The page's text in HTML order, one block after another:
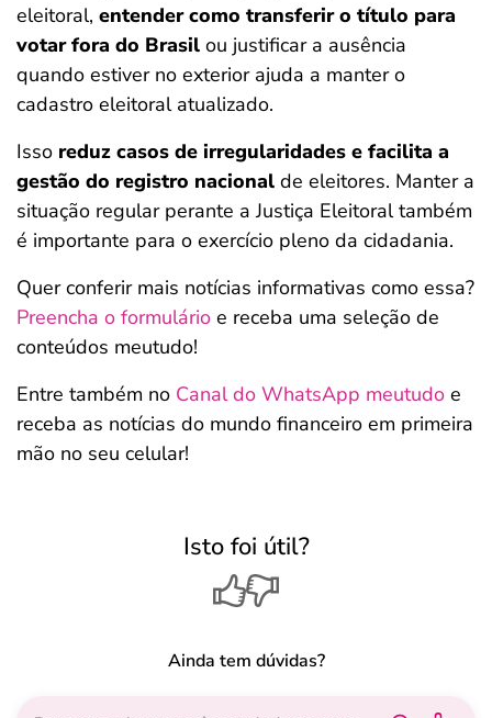
eleitoral, entender como transferir o título para
votar fora do Brasil ou justificar a ausência
quando estiver no exterior ajuda a manter o
cadastro eleitoral atualizado.
Isso reduz casos de irregularidades e facilita a
gestão do registro nacional de eleitores. Manter a
situação regular perante a Justiça Eleitoral também
é importante para o exercício pleno da cidadania.
Quer conferir mais notícias informativas como essa?
Preencha o formulário e receba uma seleção de
conteúdos meutudo!
Entre também no Canal do WhatsApp meutudo e
receba as notícias do mundo financeiro em primeira
mão no seu celular!
Isto foi útil?
Ainda tem dúvidas?